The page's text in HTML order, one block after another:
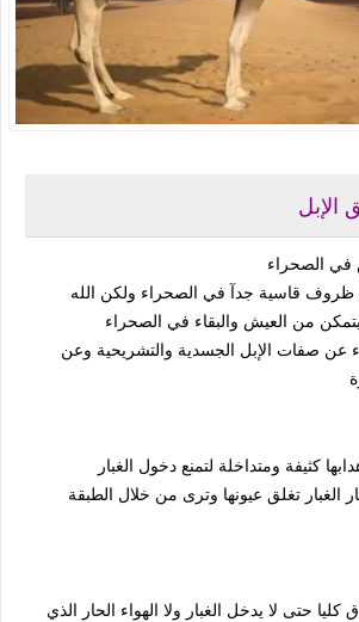
الإبل
الصحراء
قاسية جدآ في الصحراء ولكن الله
من العيش والبقاء في الصحراء
عن صفات الإبل الجسدية والتشريحية وعن
كثيفة ومتداخلة لتمنع دخول الغبار
الغبار تغلق عيونها وترى من خلال الطبقة
كليا حتى لا يدخل الغبار ولا الهواء الحار الذي